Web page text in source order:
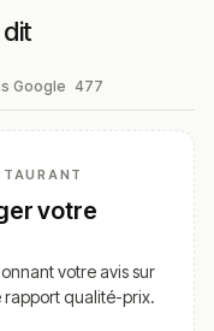
Google 477
votre
votre avis sur
rapport qualité-prix.